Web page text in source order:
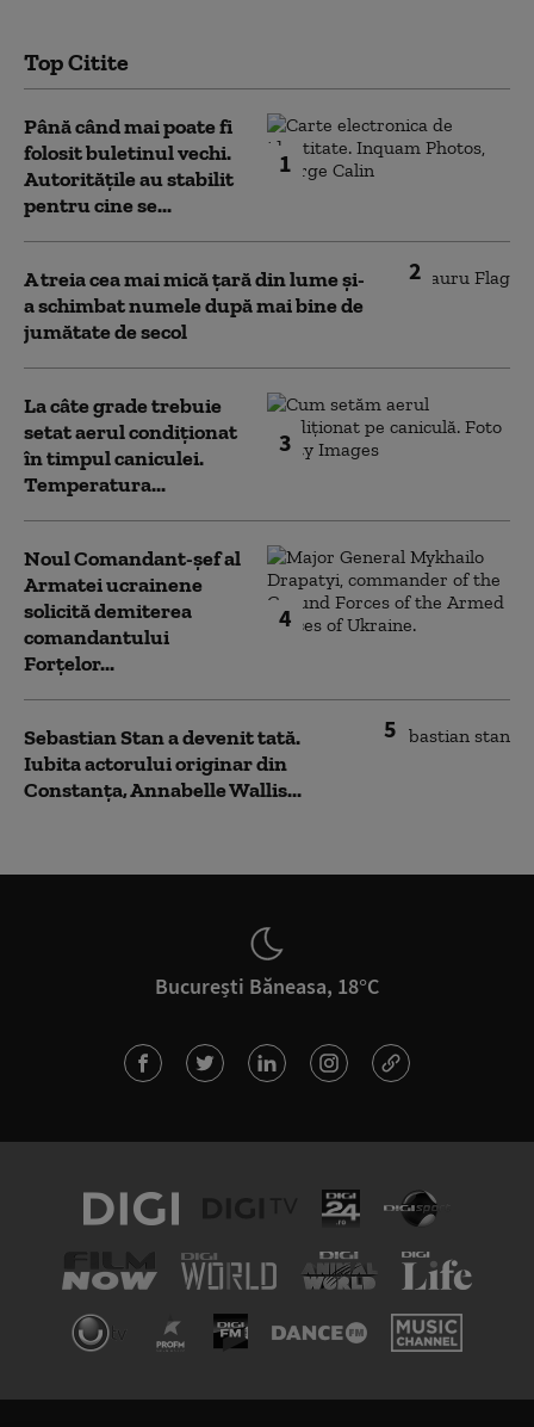
Top Citite
1
Până când mai poate fi
folosit buletinul vechi.
Autoritățile au stabilit
pentru cine se...
2
A treia cea mai mică țară din lume și-
a schimbat numele după mai bine de
jumătate de secol
3
La câte grade trebuie
setat aerul condiționat
în timpul caniculei.
Temperatura...
4
Noul Comandant-șef al
Armatei ucrainene
solicită demiterea
comandantului
Forțelor...
5
Sebastian Stan a devenit tată.
Iubita actorului originar din
Constanța, Annabelle Wallis...
București Băneasa, 18°C